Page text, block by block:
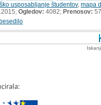
usposabljanje študentov, mapa
Ogledov: 4082; Prenosov: 57